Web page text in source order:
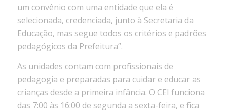
um convênio com uma entidade que ela é
selecionada, credenciada, junto à Secretaria da
Educação, mas segue todos os critérios e padrões
pedagógicos da Prefeitura”.
As unidades contam com profissionais de
pedagogia e preparadas para cuidar e educar as
crianças desde a primeira infância. O CEI funciona
das 7:00 às 16:00 de segunda a sexta-feira, e fica